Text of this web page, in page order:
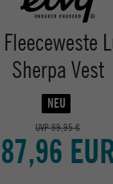
Sherpa Vest
NEU
UVP 99,95 €
87,96